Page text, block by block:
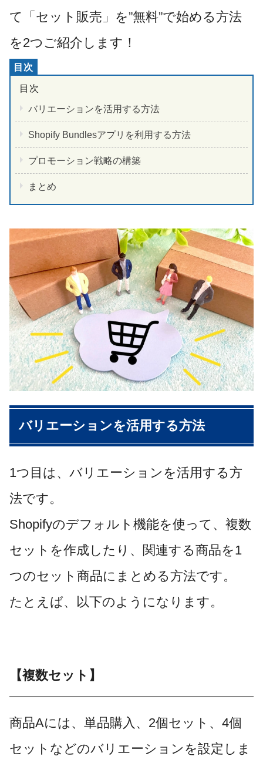
て「セット販売」を”無料”で始める方法
を2つご紹介します！
バリエーションを活用する方法
Shopify Bundlesアプリを利用する方法
プロモーション戦略の構築
まとめ
バリエーションを活用する方法
1つ目は、バリエーションを活用する方
法です。
Shopifyのデフォルト機能を使って、複数
セットを作成したり、関連する商品を1
つのセット商品にまとめる方法です。
たとえば、以下のようになります。
【複数セット】
商品Aには、単品購入、2個セット、4個
セットなどのバリエーションを設定しま